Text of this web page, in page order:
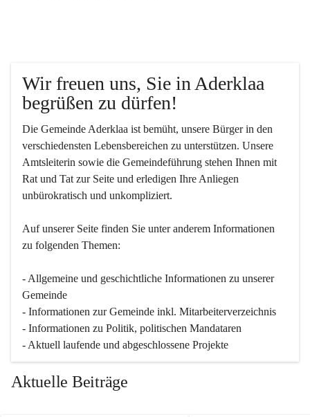
Wir freuen uns, Sie in Aderklaa
begrüßen zu dürfen!
Die Gemeinde Aderklaa ist bemüht, unsere Bürger in den
verschiedensten Lebensbereichen zu unterstützen. Unsere
Amtsleiterin sowie die Gemeindeführung stehen Ihnen mit
Rat und Tat zur Seite und erledigen Ihre Anliegen
unbürokratisch und unkompliziert.
Auf unserer Seite finden Sie un­ter an­de­rem Informationen
zu folgenden Themen:
- Allgemeine und geschichtliche Informationen zu unserer
Gemeinde
- Informationen zur Gemeinde inkl. Mitarbeiterverzeichnis
- Informationen zu Politik, politischen Mandataren
- Aktuell laufende und abgeschlossene Projekte
Aktuelle Beiträge